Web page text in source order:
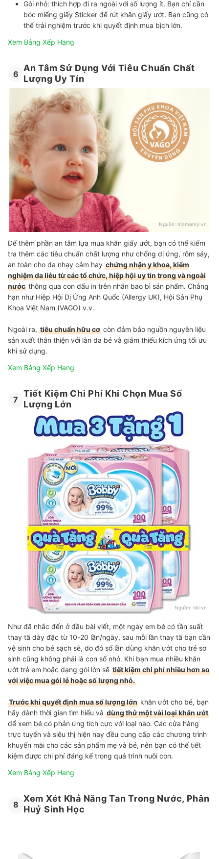
Gói nhỏ: thích hợp đi ra ngoài với số lượng ít. Bạn chỉ cần
bóc miếng giấy Sticker để rút khăn giấy ướt. Bạn cũng có
thể trải nghiệm trước khi quyết định mua bịch lớn.
Xem Bảng Xếp Hạng
6
An Tâm Sử Dụng Với Tiêu Chuẩn Chất
Lượng Uy Tín
Nguồn: mamamy.vn
Để thêm phần an tâm lựa mua khăn giấy ướt, bạn có thể kiểm
tra thêm các tiêu chuẩn chất lượng như chống dị ứng, rôm sảy,
an toàn cho da nhạy cảm hay chứng nhận y khoa, kiểm
nghiệm da liễu từ các tổ chức, hiệp hội uy tín trong và ngoài
nước thông qua con dấu in trên nhãn bao bì sản phẩm. Chẳng
hạn như Hiệp Hội Dị Ứng Anh Quốc (Allergy UK), Hội Sản Phụ
Khoa Việt Nam (VAGO) v.v.
Ngoài ra, tiêu chuẩn hữu cơ còn đảm bảo nguồn nguyên liệu
sản xuất thân thiện với làn da bé và giảm thiểu kích ứng tối ưu
khi sử dụng.
Xem Bảng Xếp Hạng
7
Tiết Kiệm Chi Phí Khi Chọn Mua Số
Lượng Lớn
Nguồn: tiki.vn
Như đã nhắc đến ở đầu bài viết, một ngày em bé có tần suất
thay tã dày đặc từ 10-20 lần/ngày, sau mỗi lần thay tã bạn cần
vệ sinh cho bé sạch sẽ, do đó số lần dùng khăn ướt cho trẻ sơ
sinh cũng không phải là con số nhỏ. Khi bạn mua nhiều khăn
ướt trẻ em hoặc dạng gói lớn sẽ tiết kiệm chi phí nhiều hơn so
với việc mua gói lẻ hoặc số lượng nhỏ.
Trước khi quyết định mua số lượng lớn khăn ướt cho bé, bạn
hãy dành thời gian tìm hiểu và dùng thử một vài loại khăn ướt
để xem bé có phản ứng tích cực với loại nào. Các cửa hàng
trực tuyến và siêu thị hiện nay đều cung cấp các chương trình
khuyến mãi cho các sản phẩm mẹ và bé, nên bạn có thể tiết
kiệm được chi phí đáng kể trong quá trình nuôi con.
Xem Bảng Xếp Hạng
8
Xem Xét Khả Năng Tan Trong Nước, Phân
Huỷ Sinh Học